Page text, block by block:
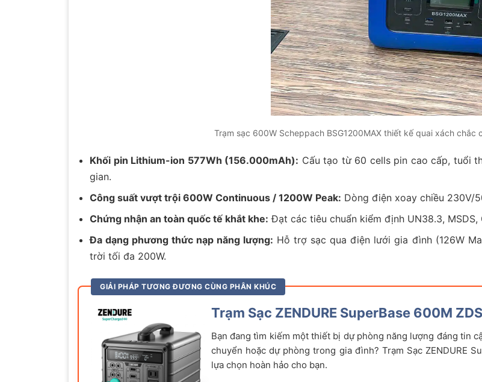
Trạm sạc 600W Scheppach BSG1200MAX thiết kế quai xách chắc
Khối pin Lithium-ion 577Wh (156.000mAh): Cấu tạo từ 60 cells pin cao cấp, tuổi
gian.
Công suất vượt trội 600W Continuous / 1200W Peak: Dòng điện xoay chiều 230V/
Chứng nhận an toàn quốc tế khắt khe: Đạt các tiêu chuẩn kiểm định UN38.3, MSDS,
Đa dạng phương thức nạp năng lượng: Hỗ trợ sạc qua điện lưới gia đình (126W
trời tối đa 200W.
GIẢI PHÁP TƯƠNG ĐƯƠNG CÙNG PHÂN KHÚC
Trạm Sạc ZENDURE SuperBase 600M
Bạn đang tìm kiếm một thiết bị dự phòng năng lượng đáng tin
chuyển hoặc dự phòng trong gia đình? Trạm Sạc ZENDURE
lựa chọn hoàn hảo cho bạn.